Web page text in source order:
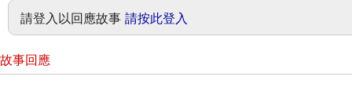
請登入以回應故事 請按此登入
故事回應